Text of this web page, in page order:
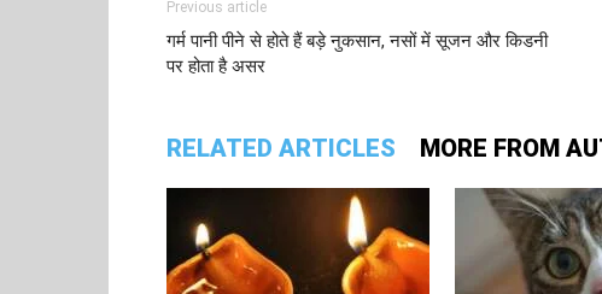
Previous article
गर्म पानी पीने से होते हैं बड़े नुकसान, नसों में सूजन और किडनी
पर होता है असर
RELATED ARTICLES MORE FROM